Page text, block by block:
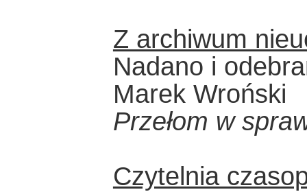
Z archiwum
Nadano i
Marek Wroński
Przełom w
Czytelnia